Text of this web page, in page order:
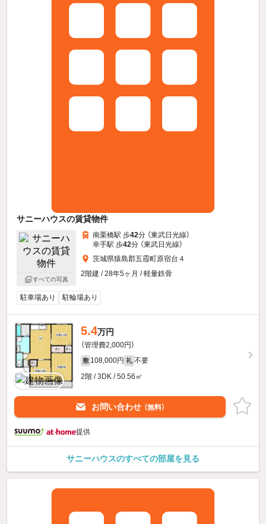
サニーハウスの賃貸物件
すべての写真
南栗橋駅 歩42分 （東武日光線）
幸手駅 歩42分 （東武日光線）
茨城県猿島郡五霞町原宿台４
2階建 / 28年5ヶ月 / 軽量鉄骨
駐車場あり 駐輪場あり
5.4万円
（管理費2,000円）
敷 108,000円 礼 不要
2階 / 3DK / 50.56㎡
お問い合わせ （無料）
提供
サニーハウスのすべての部屋を見る